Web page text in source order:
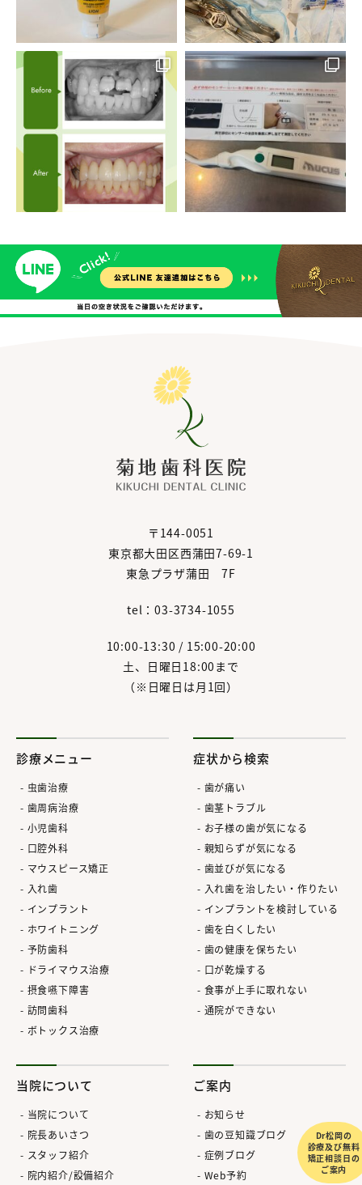
〒144-0051
東京都大田区西蒲田7-69-1
東急プラザ蒲田 7F
tel：03-3734-1055
10:00-13:30 / 15:00-20:00
土、日曜日18:00まで
（※日曜日は月1回）
診療メニュー
虫歯治療
歯周病治療
小児歯科
口腔外科
マウスピース矯正
入れ歯
インプラント
ホワイトニング
予防歯科
ドライマウス治療
摂食嚥下障害
訪問歯科
ボトックス治療
症状から検索
歯が痛い
歯茎トラブル
お子様の歯が気になる
親知らずが気になる
歯並びが気になる
入れ歯を治したい・作りたい
インプラントを検討している
歯を白くしたい
歯の健康を保ちたい
口が乾燥する
食事が上手に取れない
通院ができない
当院について
当院について
院長あいさつ
スタッフ紹介
院内紹介/設備紹介
ご案内
お知らせ
歯の豆知識ブログ
症例ブログ
Web予約
Dr松岡の
診療及び無料
矯正相談日の
ご案内